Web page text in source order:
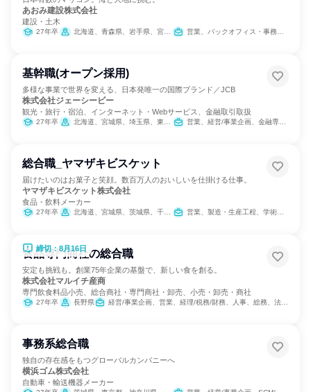
あおみ建設株式会社
建設・土木
27年卒 北海道、青森県、岩手県、宮城県、秋田県、山形県、福島県、茨城県、栃木県、群馬県、埼玉県、千葉県、東京都、神奈川県、新潟県、富山県、石川県、福井県、山梨県、長野県、岐阜県、静岡県、愛知県、三重県、滋賀県、京都府、大阪府、兵庫県、奈良県、和歌山県、鳥取県、島根県、岡山県、広島県、山口県、徳島県、香川県、愛媛県、高知県、福岡県、佐賀県、長崎県、熊本県、大分県、宮崎県、鹿児島県、沖縄県 営業、バックオフィス・事務・受付、総務
基幹職(オープン採用)
多様な事業で世界を変える、日本発唯一の国際ブランド／JCB
株式会社ジェーシービー
観光・旅行・宿泊、インターネット・Webサービス、金融取引取扱
27年卒 北海道、宮城県、埼玉県、東京都、愛知県、大阪府、鳥取県、島根県、広島県、福岡県 営業、経営/事業企画、金融専門職、経理/税務/財務、人事、総務、法務/知財、商品企画、マーケティング・広告・宣伝、カスタマーサポート/コールセンター
総合職_ヤマザキビスケット
届けたいのはお菓子と笑顔。数百万人のおいしいを仕掛ける仕事。
ヤマザキビスケット株式会社
食品・飲料メーカー
27年卒 北海道、宮城県、茨城県、千葉県、東京都、神奈川県、石川県、長野県、愛知県、大阪府、広島県、香川県、福岡県、鹿児島県、沖縄県 営業、製造・生産工程、学術研究、人事、総務、法務/知財
締切：8月16日
食品専門商社の総合職
安定も挑戦も。創業75年企業の基盤で、新しい食を創る。
株式会社マルイチ産商
専門飲食料品小売、総合商社・専門商社・卸売、小売・卸売・商社
27年卒 長野県 経営/事業企画、営業、経理/税務/財務、人事、総務、法務/知財、IT、広報/IR、商品企画
事務系総合職
独自の存在感をもつグローバルカンパニーへ
横浜ゴム株式会社
自動車・輸送機器メーカー